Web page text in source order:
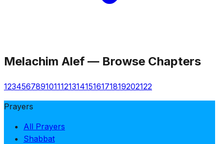
Melachim Alef — Browse Chapters
12345678910111213141516171819202122
Prayers
All Prayers
Shabbat